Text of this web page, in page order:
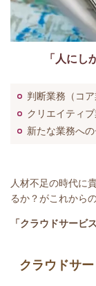
「人にし
判断業務（コア
クリエイティ
新たな業務へ
人材不足の時代に
るか？がこれから
「クラウドサービ
クラウドサ